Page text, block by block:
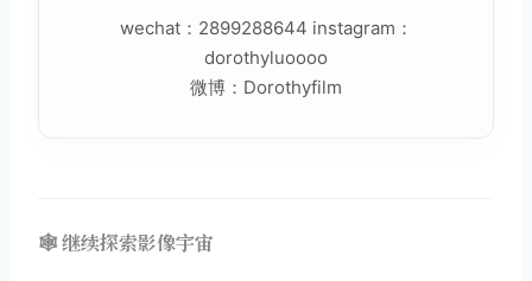
wechat：2899288644 instagram：
dorothyluoooo
微博：Dorothyfilm
🕸️ 继续探索影像宇宙